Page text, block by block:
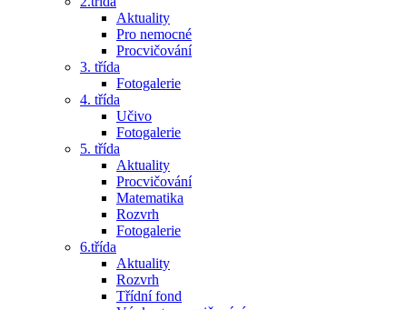
Aktuality
Pro nemocné
Procvičování
3. třída
Fotogalerie
4. třída
Učivo
Fotogalerie
5. třída
Aktuality
Procvičování
Matematika
Rozvrh
Fotogalerie
6.třída
Aktuality
Rozvrh
Třídní fond